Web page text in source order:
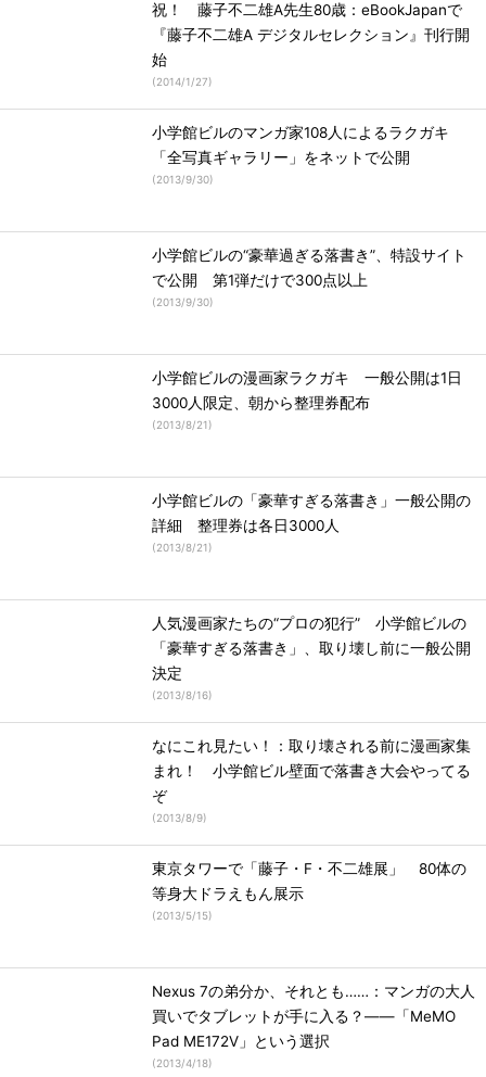
祝！ 藤子不二雄A先生80歳：eBookJapanで
『藤子不二雄A デジタルセレクション』刊行開
始
(2014/1/27)
小学館ビルのマンガ家108人によるラクガキ
「全写真ギャラリー」をネットで公開
(2013/9/30)
小学館ビルの“豪華過ぎる落書き”、特設サイト
で公開 第1弾だけで300点以上
(2013/9/30)
小学館ビルの漫画家ラクガキ 一般公開は1日
3000人限定、朝から整理券配布
(2013/8/21)
小学館ビルの「豪華すぎる落書き」一般公開の
詳細 整理券は各日3000人
(2013/8/21)
人気漫画家たちの“プロの犯行” 小学館ビルの
「豪華すぎる落書き」、取り壊し前に一般公開
決定
(2013/8/16)
なにこれ見たい！：取り壊される前に漫画家集
まれ！ 小学館ビル壁面で落書き大会やってる
ぞ
(2013/8/9)
東京タワーで「藤子・F・不二雄展」 80体の
等身大ドラえもん展示
(2013/5/15)
Nexus 7の弟分か、それとも……：マンガの大人
買いでタブレットが手に入る？――「MeMO
Pad ME172V」という選択
(2013/4/18)